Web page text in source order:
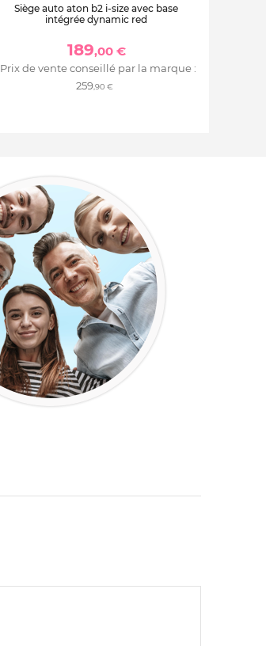
Siège auto aton b2 i-size avec base
intégrée dynamic red
189,00 €
Prix de vente conseillé par la marque :
259,90 €